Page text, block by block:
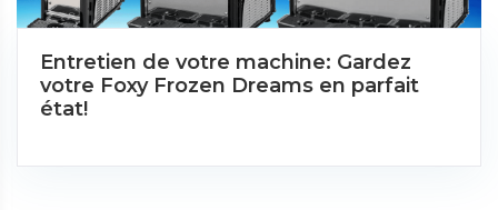
Entretien de votre machine: Gardez
votre Foxy Frozen Dreams en parfait
état!